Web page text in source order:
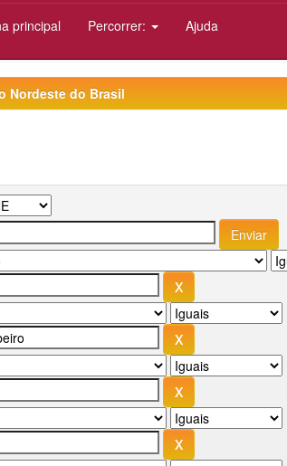
principal Percorrer: Ajuda
Nordeste do Brasil